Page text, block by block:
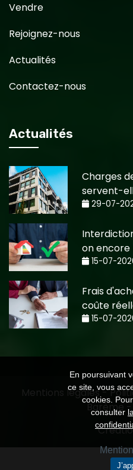
Vendre
Rejoignez-nous
Actualités
Contactez-nous
Actualités
Charges
servent-
29-07-
on encore
15-07-
Frais
coûte
15-07-
Mentions légales-
Barème-
En poursuivant
ce site, vous
cookies.
consulter